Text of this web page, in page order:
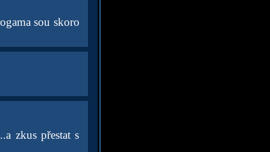
sou skoro
zkus přestat s